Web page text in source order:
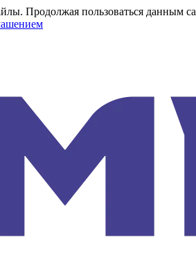
Продолжая пользоваться данным